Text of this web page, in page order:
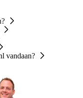
vandaan?